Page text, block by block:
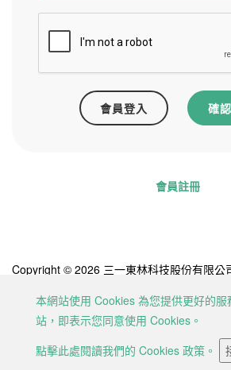
會員登入 確
會員註冊
本網站使用 Cookies 為您提供更好的服
站，即表示您同意使用 Cookies。
點擊此處閱讀我們的 Cookies 政策。
Copyright © 2026 三一東林科技股份有限公
網站地圖
隱私權政策
服務條款
關注我們